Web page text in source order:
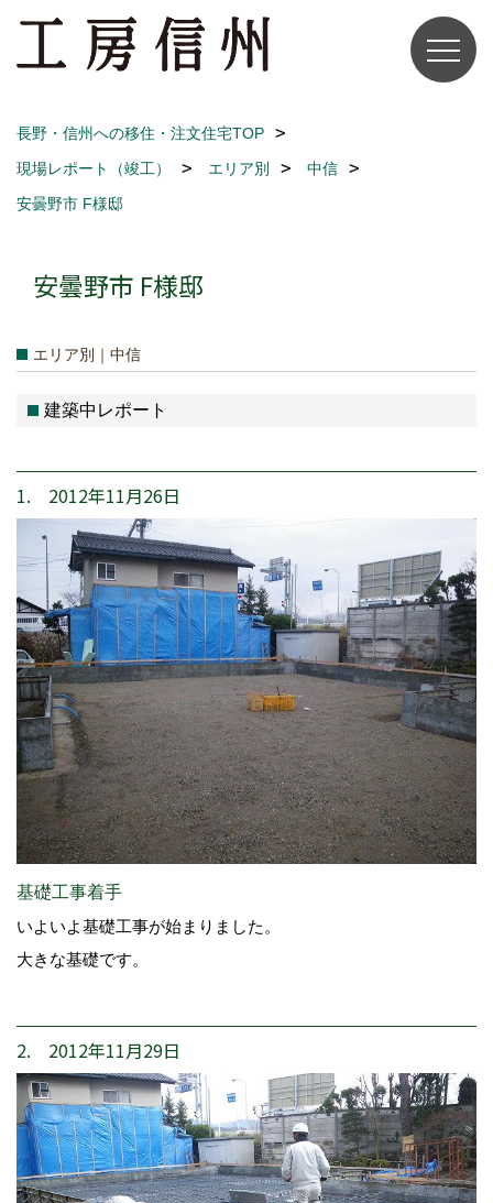
長野・信州への移住・注文住宅TOP
現場レポート（竣工）
エリア別
中信
安曇野市 F様邸
安曇野市 F様邸
エリア別｜中信
建築中レポート
1. 2012年11月26日
基礎工事着手
いよいよ基礎工事が始まりました。
大きな基礎です。
2. 2012年11月29日